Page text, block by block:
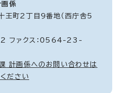
画係
町2丁目9番地（西庁舎5
ファクス：0564-23-
計画係へのお問い合わせは
ださい